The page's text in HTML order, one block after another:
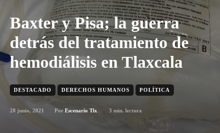
Baxter y Pisa; la guerra
detrás del tratamiento de
hemodiálisis en Tlaxcala
DESTACADO DERECHOS HUMANOS POLÍTICA
28 junio, 2021 Por Escenario Tlx 3 min. lectura